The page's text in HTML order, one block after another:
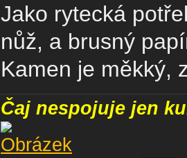
Jako rytecká
nůž, a brusný
Kamen je měkký,
Čaj nespojuje jen